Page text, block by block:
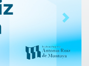
Next